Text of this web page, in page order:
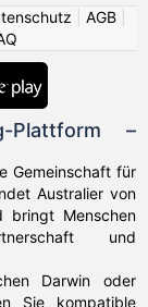
AGB
Plattform –
Gemeinschaft für
Australier von
bringt Menschen
und
Darwin oder
Sie kompatible